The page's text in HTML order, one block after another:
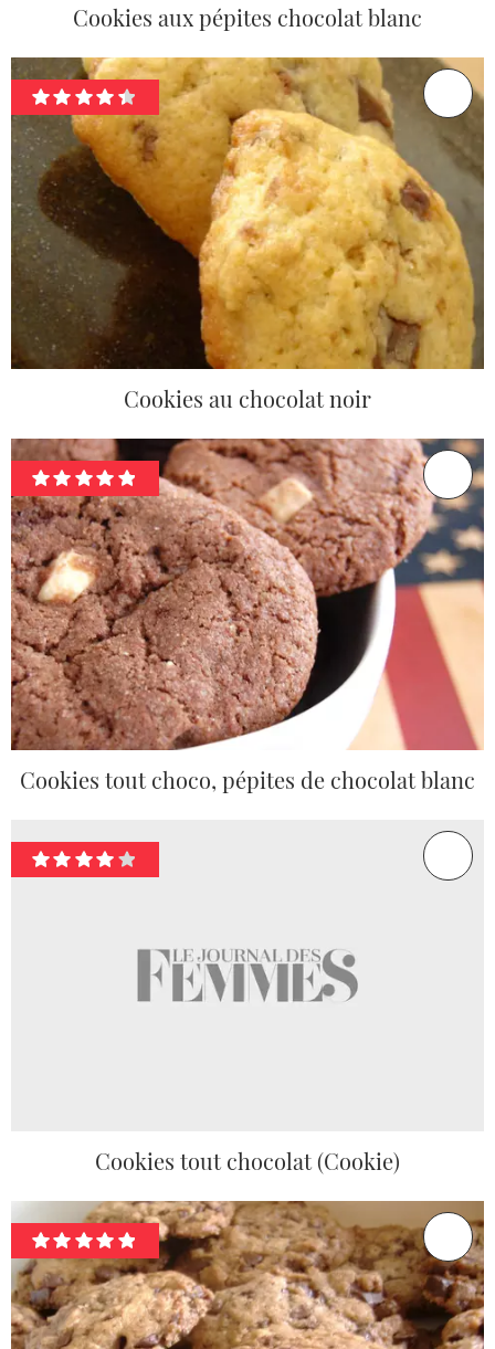
Cookies aux pépites chocolat blanc
Cookies au chocolat noir
Cookies tout choco, pépites de chocolat blanc
Cookies tout chocolat (Cookie)